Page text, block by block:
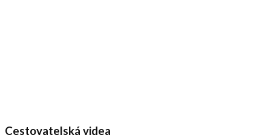
Cestovatelská videa